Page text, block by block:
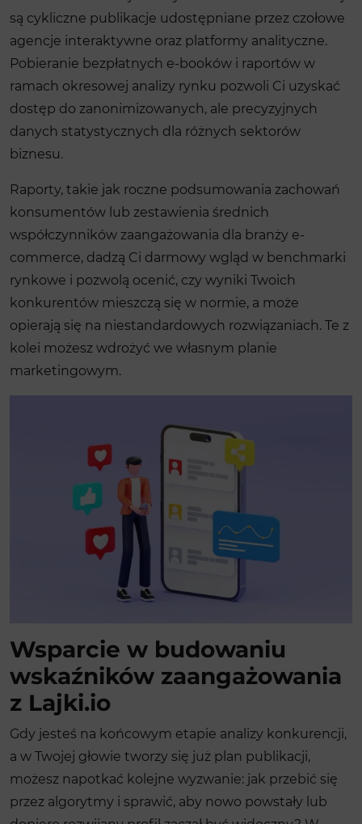
są cykliczne publikacje udostępniane przez czołowe
agencje interaktywne oraz platformy analityczne.
Pobieranie bezpłatnych e-booków i raportów w
ramach okresowej analizy rynku pozwoli Ci uzyskać
dostęp do zanonimizowanych, ale precyzyjnych
danych statystycznych dla różnych sektorów
biznesu.
Raporty, takie jak roczne podsumowania zachowań
konsumentów lub zestawienia średnich
współczynników zaangażowania dla branży e-
commerce, dadzą Ci darmowy wgląd w benchmarki
rynkowe i pozwolą ocenić, czy wyniki Twoich
konkurentów mieszczą się w normie, a może
opierają się na niestandardowych rozwiązaniach. Te z
kolei możesz wdrożyć we własnym planie
marketingowym.
Wsparcie w budowaniu
wskaźników zaangażowania
z Lajki.io
Gdy jesteś na końcowym etapie analizy konkurencji,
a w Twojej głowie tworzy się już plan publikacji,
możesz napotkać kolejne wyzwanie: jak przebić się
przez algorytmy i sprawić, aby nowo powstały lub